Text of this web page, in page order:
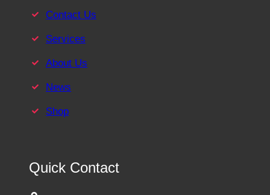
Contact Us
Services
About Us
News
Shop
Quick Contact